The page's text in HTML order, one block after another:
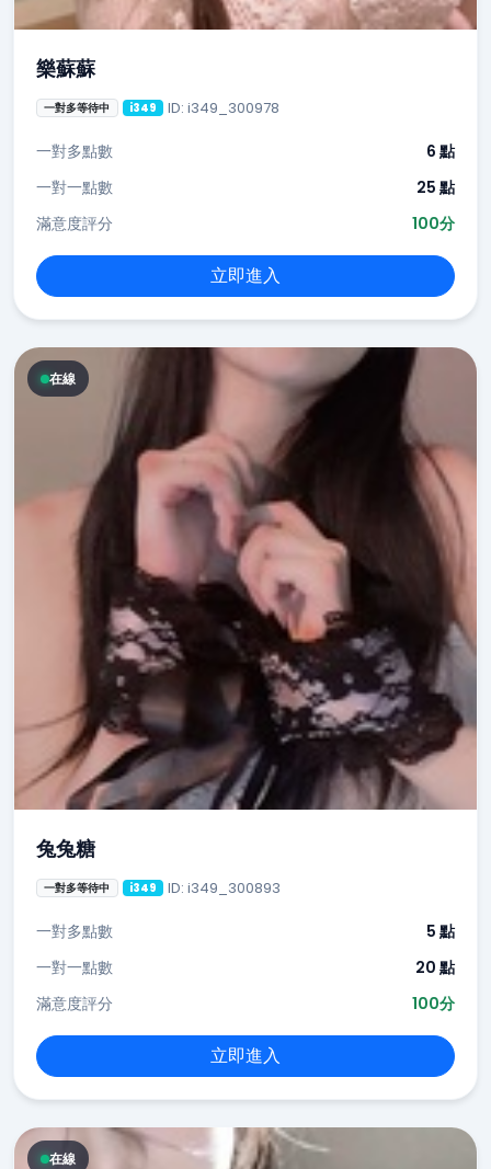
樂蘇蘇
一對多等待中 i349 ID: i349_300978
一對多點數
6 點
一對一點數
25 點
滿意度評分
100分
立即進入
在線
兔兔糖
一對多等待中 i349 ID: i349_300893
一對多點數
5 點
一對一點數
20 點
滿意度評分
100分
立即進入
在線